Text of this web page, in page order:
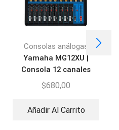
Consolas análogas
Yamaha MG12XU |
Consola 12 canales
$680,00
Añadir Al Carrito